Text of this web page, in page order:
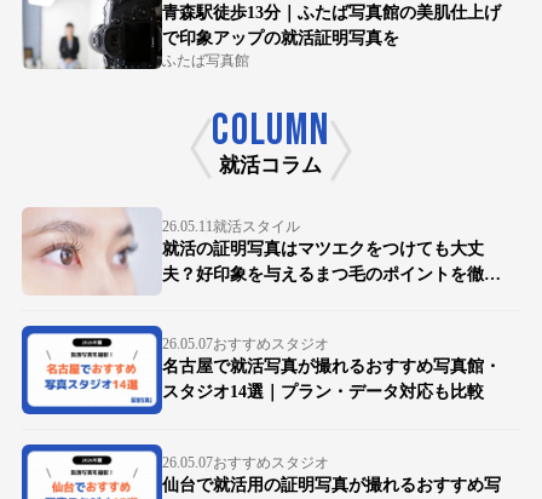
青森駅徒歩13分｜ふたば写真館の美肌仕上げ
で印象アップの就活証明写真を
ふたば写真館
COLUMN
就活コラム
26.05.11就活スタイル
就活の証明写真はマツエクをつけても大丈
夫？好印象を与えるまつ毛のポイントを徹底
26.05.07おすすめスタジオ
名古屋で就活写真が撮れるおすすめ写真館・
スタジオ14選｜プラン・データ対応も比較
26.05.07おすすめスタジオ
仙台で就活用の証明写真が撮れるおすすめ写